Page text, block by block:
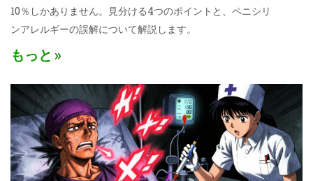
10％しかありません。見分ける4つのポイントと、ペニシリ
ンアレルギーの誤解について解説します。
もっと